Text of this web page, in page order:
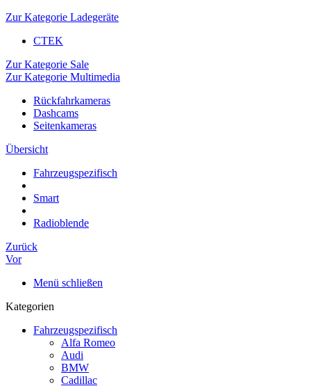
Zur Kategorie Ladegeräte
CTEK
Zur Kategorie Sale
Zur Kategorie Multimedia
Rückfahrkameras
Dashcams
Seitenkameras
Übersicht
Fahrzeugspezifisch
Smart
Radioblende
Zurück
Vor
Menü schließen
Kategorien
Fahrzeugspezifisch
Alfa Romeo
Audi
BMW
Cadillac